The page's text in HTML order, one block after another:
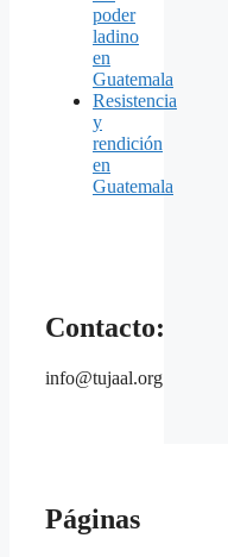
poder
ladino
en
Guatemala
Resistencia
y
rendición
en
Guatemala
Contacto:
info@tujaal.org
Páginas